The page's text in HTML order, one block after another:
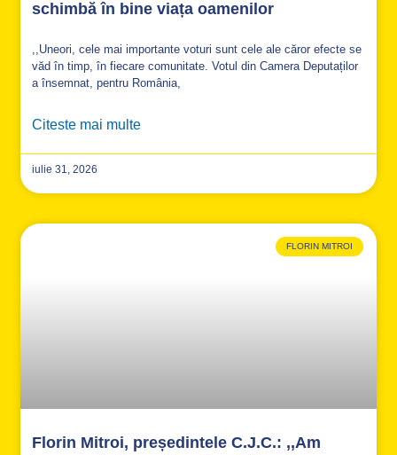
schimbă în bine viața oamenilor
,,Uneori, cele mai importante voturi sunt cele ale căror efecte se
văd în timp, în fiecare comunitate. Votul din Camera Deputaților
a însemnat, pentru România,
Citeste mai multe
iulie 31, 2026
FLORIN MITROI
Florin Mitroi, președintele C.J.C.: ,,Am